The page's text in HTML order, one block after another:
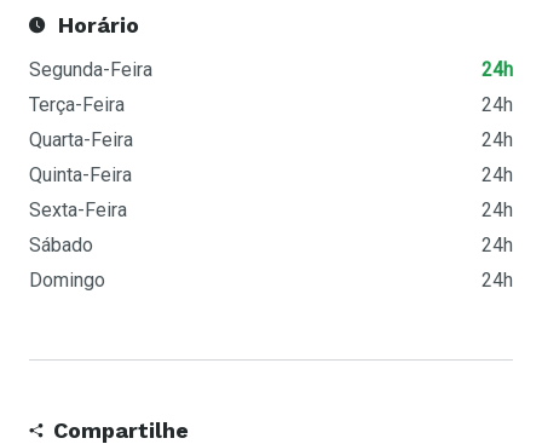
Horário
Segunda-Feira
24h
Terça-Feira
24h
Quarta-Feira
24h
Quinta-Feira
24h
Sexta-Feira
24h
Sábado
24h
Domingo
24h
Compartilhe